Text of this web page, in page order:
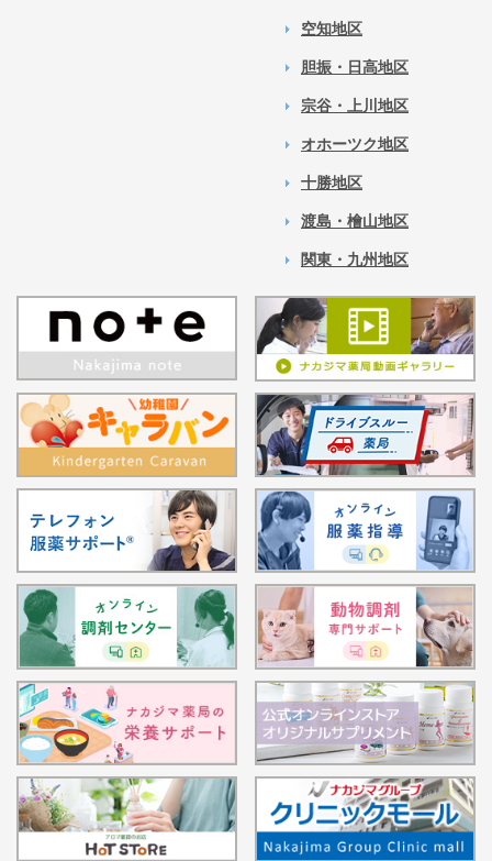
空知地区
胆振・日高地区
宗谷・上川地区
オホーツク地区
十勝地区
渡島・檜山地区
関東・九州地区